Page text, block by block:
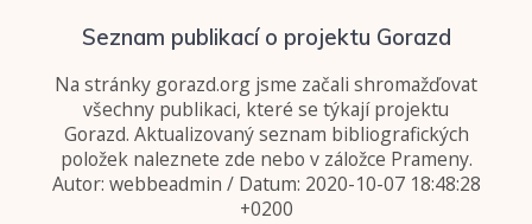
Seznam publikací o projektu Gorazd
Na stránky gorazd.org jsme začali shromažďovat
všechny publikaci, které se týkají projektu
Gorazd. Aktualizovaný seznam bibliografických
položek naleznete zde nebo v záložce Prameny.
Autor: webbeadmin / Datum: 2020-10-07 18:48:28
+0200